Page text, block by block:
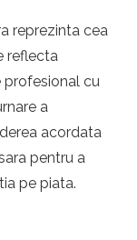
reprezinta cea
reflecta
profesional cu
a
acordata
pentru a
pe piata.